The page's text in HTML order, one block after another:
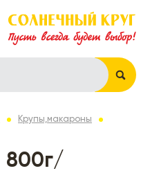
Крупы,макароны
800г/